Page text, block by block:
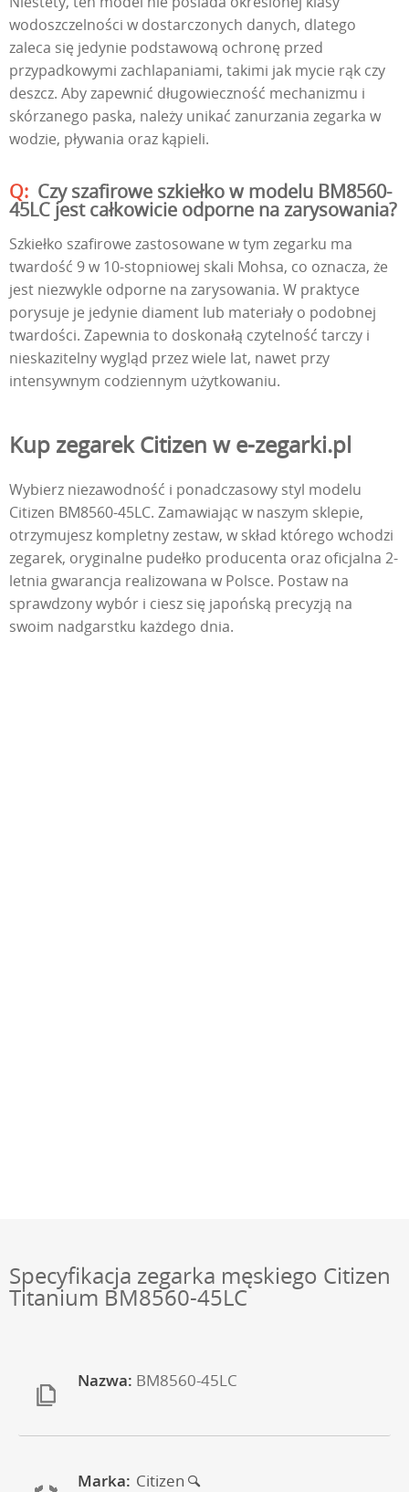
wodoszczelności w dostarczonych danych, dlatego
zaleca się jedynie podstawową ochronę przed
przypadkowymi zachlapaniami, takimi jak mycie rąk czy
deszcz. Aby zapewnić długowieczność mechanizmu i
skórzanego paska, należy unikać zanurzania zegarka w
wodzie, pływania oraz kąpieli.
Czy szafirowe szkiełko w modelu BM8560-
45LC jest całkowicie odporne na zarysowania?
Szkiełko szafirowe zastosowane w tym zegarku ma
twardość 9 w 10-stopniowej skali Mohsa, co oznacza, że
jest niezwykle odporne na zarysowania. W praktyce
porysuje je jedynie diament lub materiały o podobnej
twardości. Zapewnia to doskonałą czytelność tarczy i
nieskazitelny wygląd przez wiele lat, nawet przy
intensywnym codziennym użytkowaniu.
Kup zegarek Citizen w e-zegarki.pl
Wybierz niezawodność i ponadczasowy styl modelu
Citizen BM8560-45LC. Zamawiając w naszym sklepie,
otrzymujesz kompletny zestaw, w skład którego wchodzi
zegarek, oryginalne pudełko producenta oraz oficjalna 2-
letnia gwarancja realizowana w Polsce. Postaw na
sprawdzony wybór i ciesz się japońską precyzją na
swoim nadgarstku każdego dnia.
Specyfikacja zegarka męskiego Citizen
Titanium BM8560-45LC
Nazwa: BM8560-45LC
Marka: Citizen